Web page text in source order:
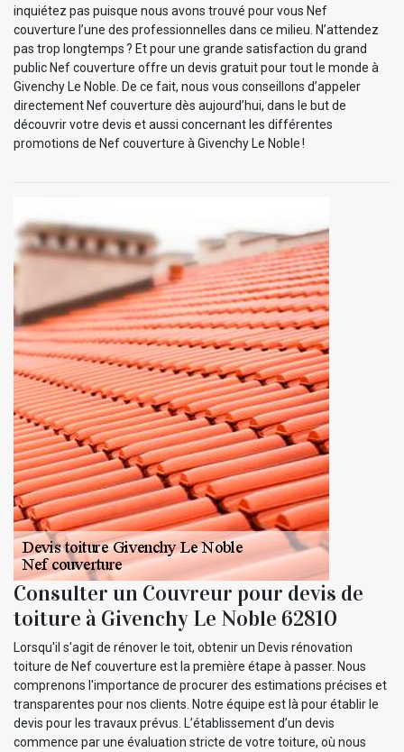
inquiétez pas puisque nous avons trouvé pour vous Nef
couverture l’une des professionnelles dans ce milieu. N’attendez
pas trop longtemps ? Et pour une grande satisfaction du grand
public Nef couverture offre un devis gratuit pour tout le monde à
Givenchy Le Noble. De ce fait, nous vous conseillons d’appeler
directement Nef couverture dès aujourd’hui, dans le but de
découvrir votre devis et aussi concernant les différentes
promotions de Nef couverture à Givenchy Le Noble !
Consulter un Couvreur pour devis de
toiture à Givenchy Le Noble 62810
Lorsqu'il s'agit de rénover le toit, obtenir un Devis rénovation
toiture de Nef couverture est la première étape à passer. Nous
comprenons l'importance de procurer des estimations précises et
transparentes pour nos clients. Notre équipe est là pour établir le
devis pour les travaux prévus. L’établissement d’un devis
commence par une évaluation stricte de votre toiture, où nous